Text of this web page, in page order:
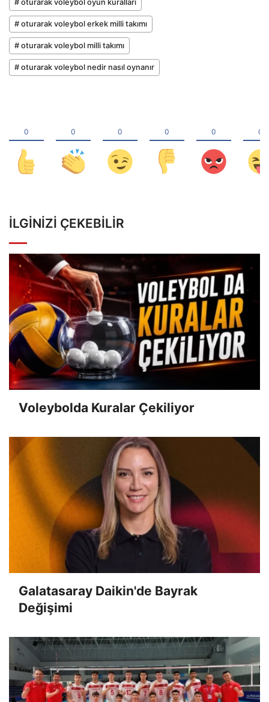
# oturarak voleybol oyun kuralları
# oturarak voleybol erkek milli takımı
# oturarak voleybol milli takımı
# oturarak voleybol nedir nasıl oynanır
İLGINIZI ÇEKEBILIR
Voleybolda Kuralar Çekiliyor
Galatasaray Daikin'de Bayrak
Değişimi